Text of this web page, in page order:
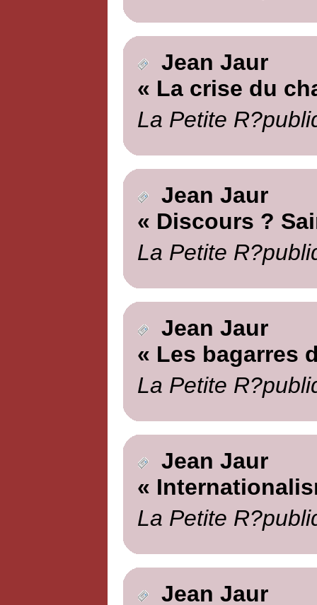
Jean Jaur
« La crise du
La Petite
Jean Jaur
« Discours ?
La Petite
Jean Jaur
« Les bagarres
La Petite
Jean Jaur
«
La Petite
Jean Jaur